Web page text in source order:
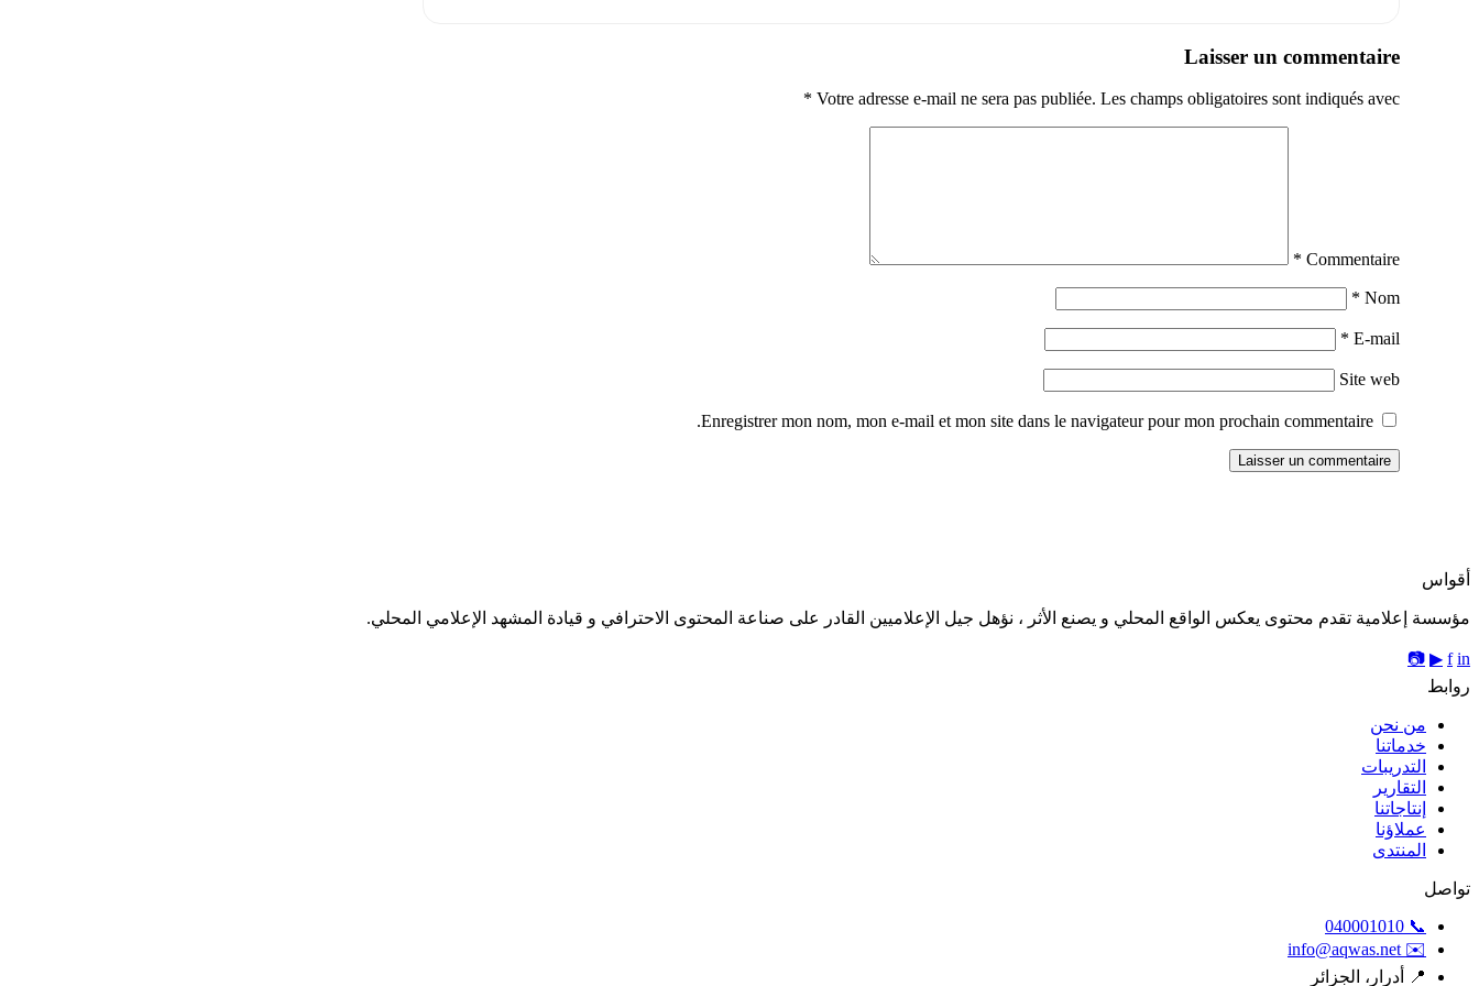
Laisser un commentaire
Votre adresse e-mail ne sera pas publiée. Les champs obligatoires sont indiqués avec
*
Commentaire
*
Nom
*
E-mail
*
Site web
Enregistrer mon nom, mon e-mail et mon site dans le navigateur pour mon prochain commentaire.
أقواس
مؤسسة إعلامية تقدم محتوى يعكس الواقع المحلي و يصنع الأثر ، نؤهل جيل الإعلاميين القادر على صناعة المحتوى الاحترافي و قيادة المشهد الإعلامي المحلي.
f in
▶
📷
روابط
من نحن
خدماتنا
التدريبات
التقارير
إنتاجاتنا
عملاؤنا
المنتدى
تواصل
📞 040001010
✉️ info@aqwas.net
📍 أدرار، الجزائر